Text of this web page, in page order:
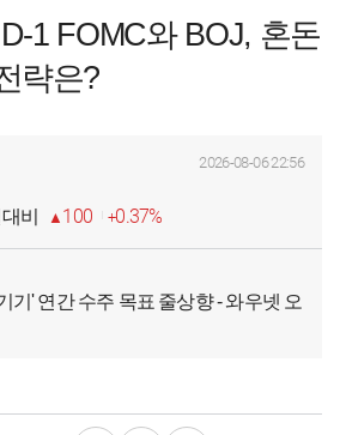
1 FOMC와 BOJ, 혼돈
략은?
2026-08-06 22:56
비 100 0.37%
기' 연간 수주 목표 줄상향 - 와우넷 오